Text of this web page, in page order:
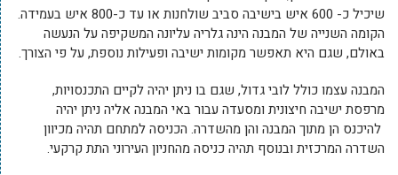
שיכיל כ- 600 איש בישיבה סביב שולחנות או עד כ-800 איש בעמידה.
הקומה השנייה של המבנה הינה גלריה עליונה המשקיפה על הנעשה
באולם, שגם היא תאפשר מקומות ישיבה ופעילות נוספת, על פי הצורך.
המבנה עצמו כולל לובי גדול, שגם בו ניתן יהיה לקיים התכנסויות,
מרפסת ישיבה חיצונית ומסעדה עבור באי המבנה אליה ניתן יהיה
להיכנס הן מתוך המבנה והן מהשדרה. הכניסה למתחם תהיה מכיוון
השדרה המרכזית ובנוסף תהיה כניסה מהחניון העירוני התת קרקעי.